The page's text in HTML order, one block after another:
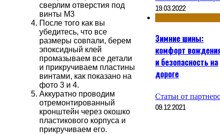
сверлим отверстия под
винты М3
После того как вы
убедитесь, что все
размеры совпали, берем
эпоксидный клей
промазываем все детали
и прикручиваем пластины
винтами, как показано на
фото 3 и 4.
Аккуратно проводим
отремонтированный
кронштейн через окошко
пластикового корпуса и
прикручиваем его.
19.03.2022
Зимние шины:
комфорт
и безопасность на
дороге
Статьи от
09.12.2021